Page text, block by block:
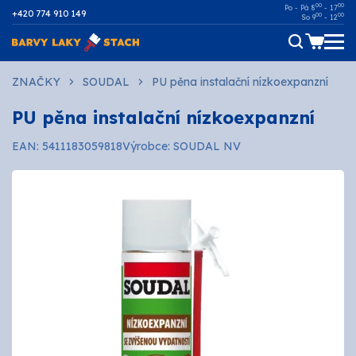
+420 774 910 149
Po - Pá 800 - 1700
So 900 - 1200
Dřevo
Kov
Malířské
AUTOMOTIVE
Technické kapaliny
ZNAČKY SOUDAL PU pěna instalační nízkoexpanzní
PU pěna instalační nízkoexpanzní
EAN: 5411183059818Výrobce: SOUDAL NV